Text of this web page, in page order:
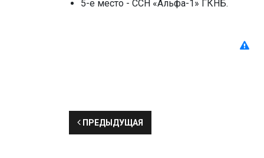
5-е место - ССН «Альфа-1» ГКНБ.
ПРЕДЫДУЩАЯ